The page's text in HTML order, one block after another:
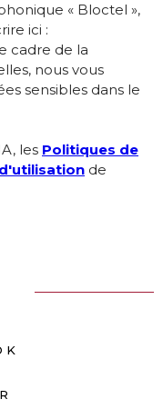
« Bloctel »,
ici :
cadre de la
nous vous
sensibles dans le
les Politiques de
de